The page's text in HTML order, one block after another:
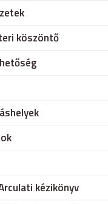
köszöntő
kézikönyv